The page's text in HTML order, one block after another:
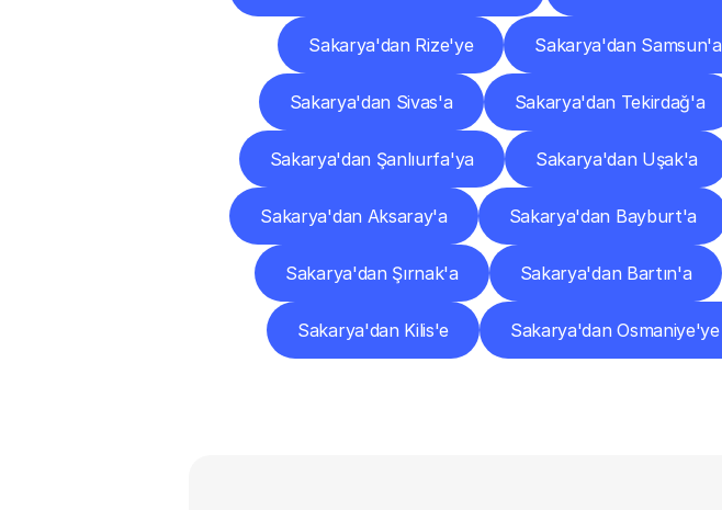
Sakarya'dan Rize'ye Sakarya'dan Samsun'a
Sakarya'dan Sivas'a Sakarya'dan Tekirdağ'a
Sakarya'dan Şanlıurfa'ya Sakarya'dan Uşak'a
Sakarya'dan Aksaray'a Sakarya'dan Bayburt'a
Sakarya'dan Şırnak'a Sakarya'dan Bartın'a
Sakarya'dan Kilis'e Sakarya'dan Osmaniye'ye